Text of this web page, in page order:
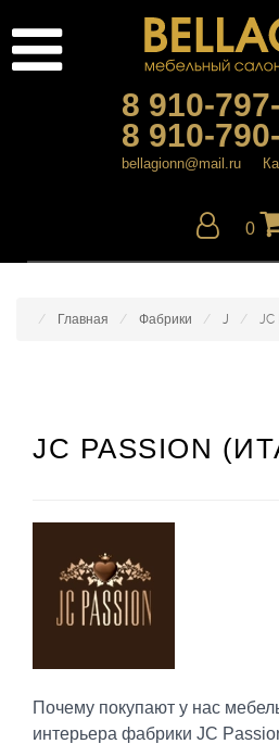
8 910-
8 910-
bellagionn@mail.ru
0
Главная Фабрики J JC
JC PASSION
Почему покупают у нас
интерьера фабрики JC